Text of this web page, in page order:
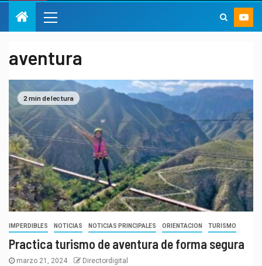
aventura
2 min de lectura
IMPERDIBLES NOTICIAS NOTICIAS PRINCIPALES ORIENTACION TURISMO
Practica turismo de aventura de forma segura
marzo 21, 2024 Directordigital